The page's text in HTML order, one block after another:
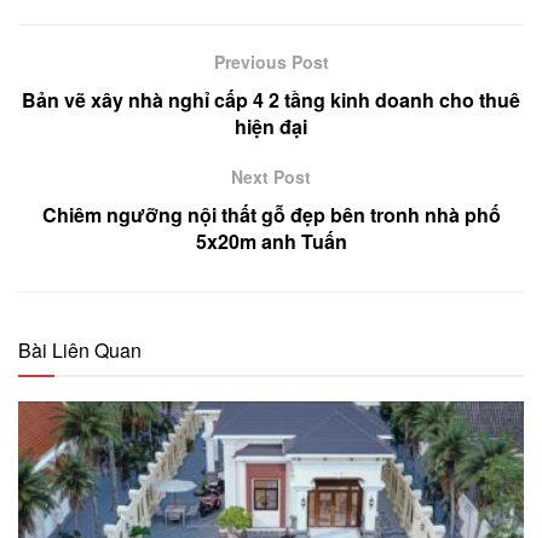
Previous Post
Bản vẽ xây nhà nghỉ cấp 4 2 tầng kinh doanh cho thuê
hiện đại
Next Post
Chiêm ngưỡng nội thất gỗ đẹp bên tronh nhà phố
5x20m anh Tuấn
Bài Liên Quan